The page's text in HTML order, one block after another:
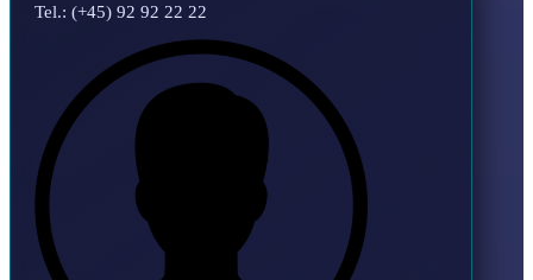
Tel.: (+45) 92 92 22 22